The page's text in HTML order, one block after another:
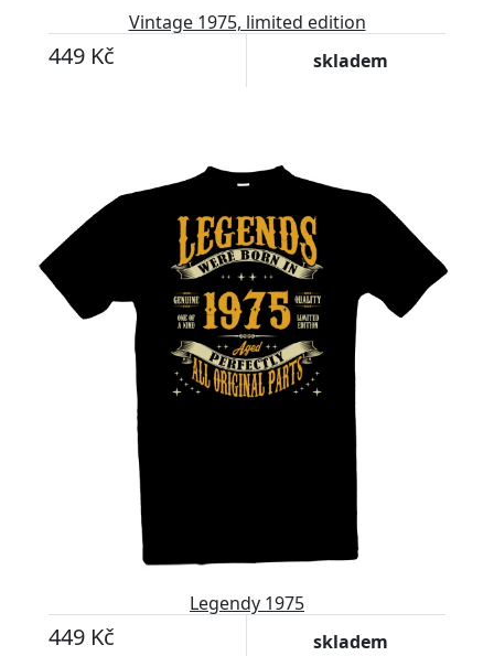
Vintage 1975, limited edition
449 Kč skladem
Legendy 1975
449 Kč skladem